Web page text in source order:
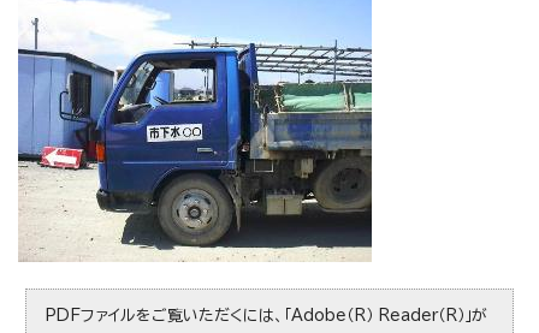
PDFファイルをご覧いただくには、「Adobe（R） Reader（R）」が